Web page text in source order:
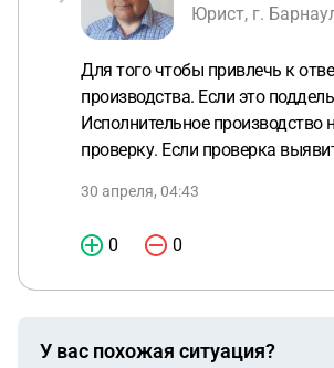
Юрист, г.
Для того чтобы привлечь к
производства. Если это
Исполнительное
проверку. Если проверка
30 апреля, 04:43
0 0
У вас похожая ситуация?